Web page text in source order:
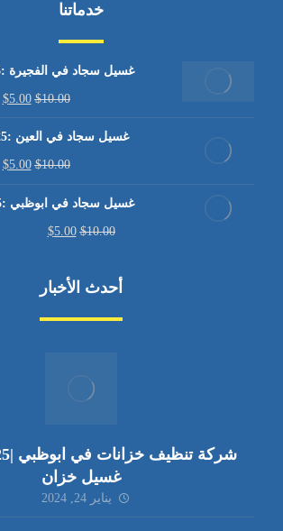
خدماتنا
غسيل سجاد في الفجيرة :0504348425
$10.00
$5.00
غسيل سجاد في العين :0504348425
$10.00
$5.00
غسيل سجاد في ابوظبي :0504348425
$10.00
$5.00
أحدث الأخبار
غسيل خزان
يناير 24, 2024